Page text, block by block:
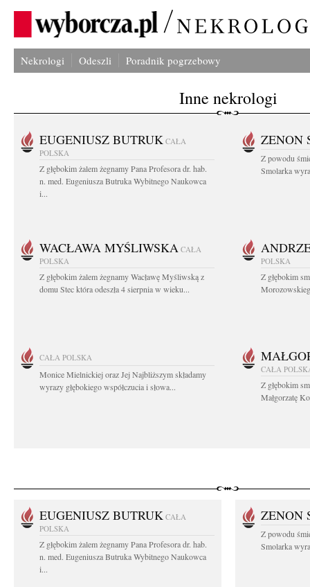
Nekrologi Odeszli Poradnik pogrzebowy
Inne nekrologi
EUGENIUSZ BUTRUK CAŁA
POLSKA
Z głębokim żalem żegnamy Pana Profesora dr. hab.
n. med. Eugeniusza Butruka Wybitnego Naukowca
i...
ZENON
Z powodu
Smolarka
WACŁAWA MYŚLIWSKA CAŁA
POLSKA
Z głębokim żalem żegnamy Wacławę Myśliwską z
domu Stec która odeszła 4 sierpnia w wieku...
POLSKA
Z głębokim
CAŁA POLSKA
Monice Mielnickiej oraz Jej Najbliższym składamy
wyrazy głębokiego współczucia i słowa...
CAŁA
Z głębokim
Małgorzatę
EUGENIUSZ BUTRUK CAŁA
POLSKA
Z głębokim żalem żegnamy Pana Profesora dr. hab.
n. med. Eugeniusza Butruka Wybitnego Naukowca
i...
ZENON
Z powodu
Smolarka